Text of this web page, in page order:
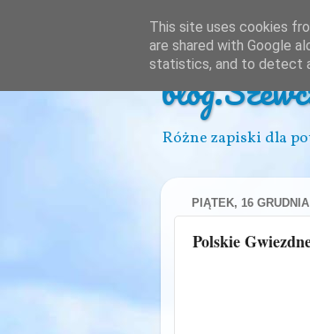
Różne zapiski dla
PIĄTEK, 16
Polskie
This site uses cookies
are shared with Google
statistics, and to detect